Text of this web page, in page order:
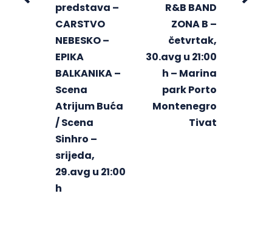
predstava –
CARSTVO
NEBESKO –
EPIKA
BALKANIKA –
Scena
Atrijum Buća
/ Scena
Sinhro –
srijeda,
29.avg u 21:00
h
R&B BAND
ZONA B –
četvrtak,
30.avg u 21:00
h – Marina
park Porto
Montenegro
Tivat